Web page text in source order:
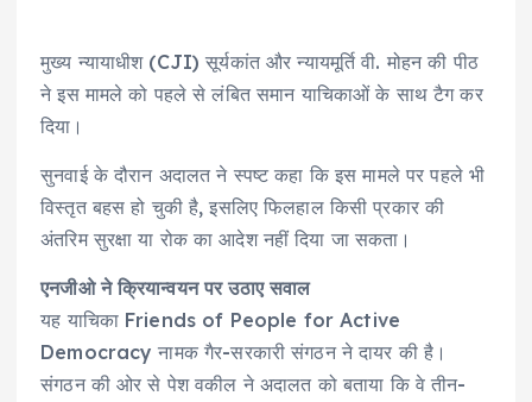
मुख्य न्यायाधीश (CJI) सूर्यकांत और न्यायमूर्ति वी. मोहन की पीठ
ने इस मामले को पहले से लंबित समान याचिकाओं के साथ टैग कर
दिया।
सुनवाई के दौरान अदालत ने स्पष्ट कहा कि इस मामले पर पहले भी
विस्तृत बहस हो चुकी है, इसलिए फिलहाल किसी प्रकार की
अंतरिम सुरक्षा या रोक का आदेश नहीं दिया जा सकता।
एनजीओ ने क्रियान्वयन पर उठाए सवाल
यह याचिका Friends of People for Active
Democracy नामक गैर-सरकारी संगठन ने दायर की है।
संगठन की ओर से पेश वकील ने अदालत को बताया कि वे तीन-